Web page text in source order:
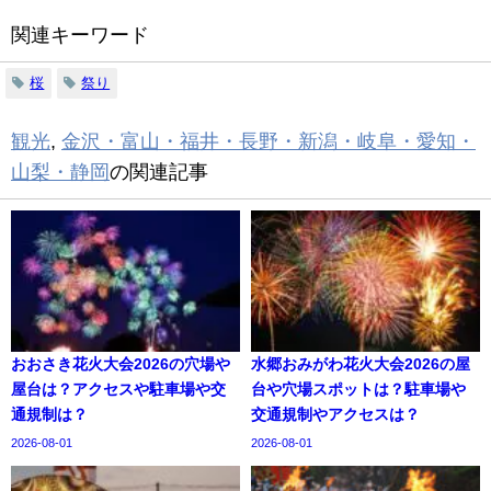
関連キーワード
桜 祭り
観光, 金沢・富山・福井・長野・新潟・岐阜・愛知・
山梨・静岡 の関連記事
おおさき花火大会2026の穴場や
屋台は？アクセスや駐車場や交
通規制は？
2026-08-01
水郷おみがわ花火大会2026の屋
台や穴場スポットは？駐車場や
交通規制やアクセスは？
2026-08-01